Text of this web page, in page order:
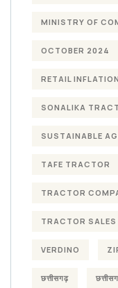
MINISTRY OF
OCTOBER 2024
RETAIL INFLATION
SONALIKA
SUSTAINABLE
TAFE TRACTOR
TRACTOR
TRACTOR
VERDINO
छत्तीसगढ़